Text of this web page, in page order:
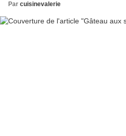
Par cuisinevalerie